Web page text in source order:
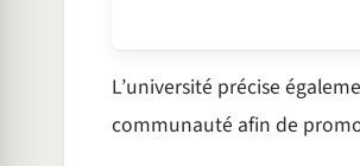
L’université précise
communauté afin de